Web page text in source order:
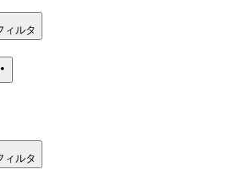
ィルタ
ィルタ